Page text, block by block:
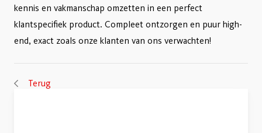
kennis en vakmanschap omzetten in een perfect
klantspecifiek product. Compleet ontzorgen en puur high-
end, exact zoals onze klanten van ons verwachten!
Terug